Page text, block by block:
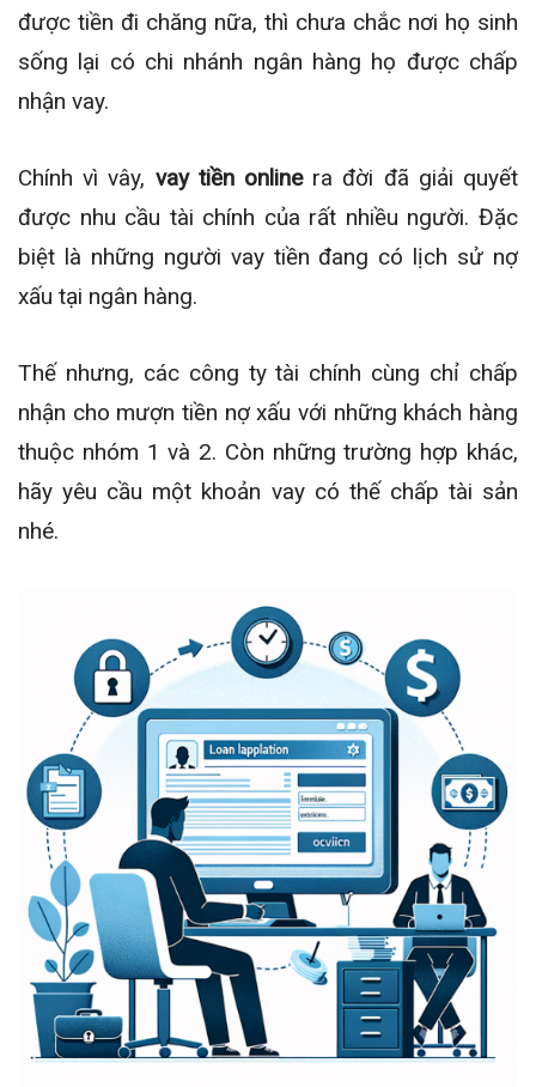
được tiền đi chăng nữa, thì chưa chắc nơi họ sinh
sống lại có chi nhánh ngân hàng họ được chấp
nhận vay.
Chính vì vây, vay tiền online ra đời đã giải quyết
được nhu cầu tài chính của rất nhiều người. Đặc
biệt là những người vay tiền đang có lịch sử nợ
xấu tại ngân hàng.
Thế nhưng, các công ty tài chính cùng chỉ chấp
nhận cho mượn tiền nợ xấu với những khách hàng
thuộc nhóm 1 và 2. Còn những trường hợp khác,
hãy yêu cầu một khoản vay có thế chấp tài sản
nhé.